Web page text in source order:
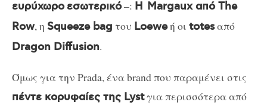
ευρύχωρο εσωτερικό–: Η Margaux από The
Row, η Squeeze bag του Loeweή οι totesαπό
Dragon Diffusion.
Όμως για την Prada, ένα brand που παραμένει στις
πέντε κορυφαίες της Lystγια περισσότερα από